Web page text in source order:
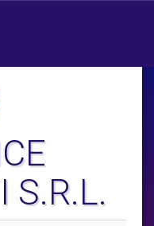
S.R.L.